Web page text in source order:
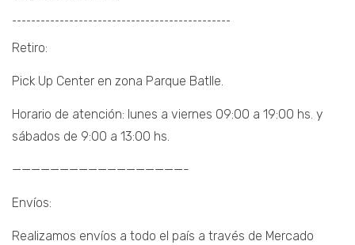
¯¯¯¯¯¯¯¯¯¯¯¯¯¯¯¯¯¯¯¯¯¯¯¯¯¯¯¯¯¯¯¯¯¯¯¯¯¯¯¯¯¯¯¯¯¯
Retiro:
Pick Up Center en zona Parque Batlle.
Horario de atención: lunes a viernes 09:00 a 19:00 hs. y
sábados de 9:00 a 13:00 hs.
——————————————————-
Envíos:
Realizamos envíos a todo el país a través de Mercado